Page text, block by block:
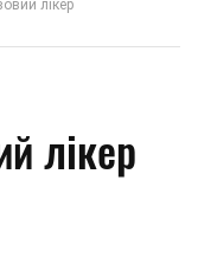
лікер
лікер